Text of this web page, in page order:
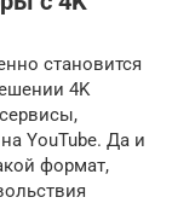
становится
4K
YouTube. Да и
формат,